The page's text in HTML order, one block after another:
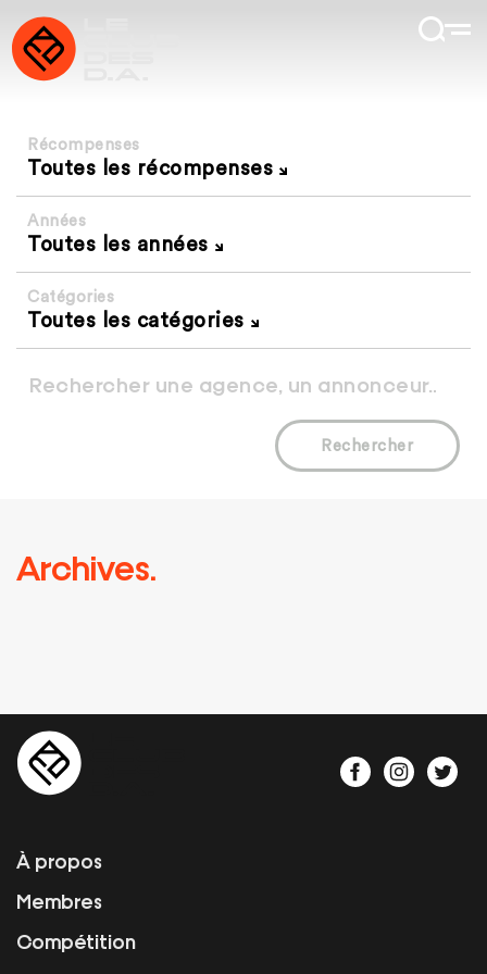
Récompenses
Toutes les récompenses
Années
Toutes les années
Catégories
Toutes les catégories
Rechercher
Archives.
À propos
Membres
Compétition